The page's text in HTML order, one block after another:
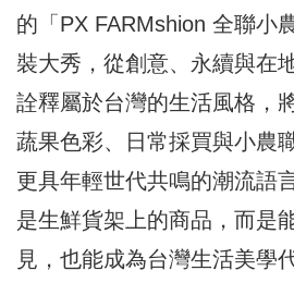
的「PX FARMshion 全聯小
裝大秀，從創意、永續與在
詮釋屬於台灣的生活風格，
蔬果色彩、日常採買與小農
更具年輕世代共鳴的潮流語
是生鮮貨架上的商品，而是
見，也能成為台灣生活美學